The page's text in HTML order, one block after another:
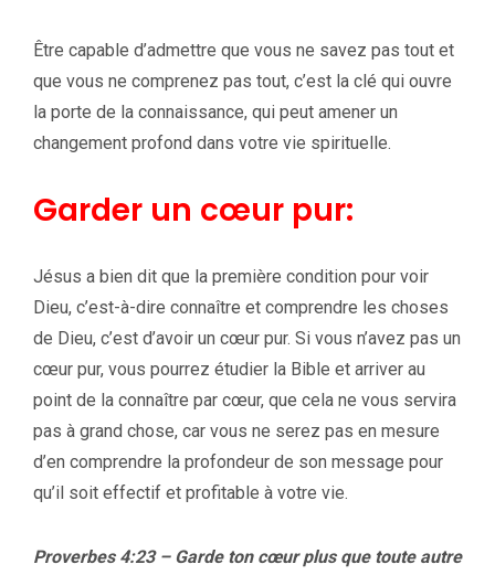
Être capable d’admettre que vous ne savez pas tout et
que vous ne comprenez pas tout, c’est la clé qui ouvre
la porte de la connaissance, qui peut amener un
changement profond dans votre vie spirituelle.
Garder un cœur pur:
Jésus a bien dit que la première condition pour voir
Dieu, c’est-à-dire connaître et comprendre les choses
de Dieu, c’est d’avoir un cœur pur. Si vous n’avez pas un
cœur pur, vous pourrez étudier la Bible et arriver au
point de la connaître par cœur, que cela ne vous servira
pas à grand chose, car vous ne serez pas en mesure
d’en comprendre la profondeur de son message pour
qu’il soit effectif et profitable à votre vie.
Proverbes 4:23 – Garde ton cœur plus que toute autre